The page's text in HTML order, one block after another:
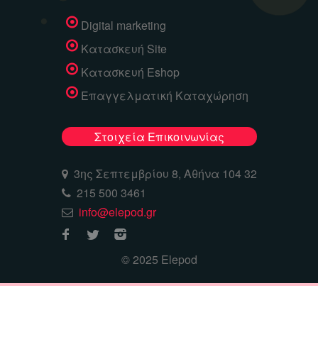
Digital marketing
Κατασκευή Site
Κατασκευή Eshop
Επαγγελματική Καταχώρηση
Στοιχεία Επικοινωνίας
3ης Σεπτεμβρίου 8, Αθήνα 104 32
215 500 3461
info@elepod.gr
© 2025 Elepod